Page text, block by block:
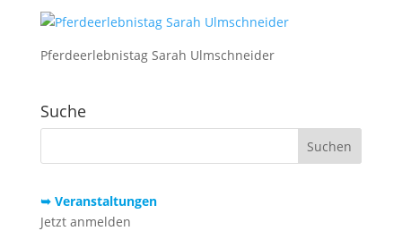
Pferdeerlebnistag Sarah Ulmschneider
Suche
➥ Veranstaltungen
Jetzt anmelden